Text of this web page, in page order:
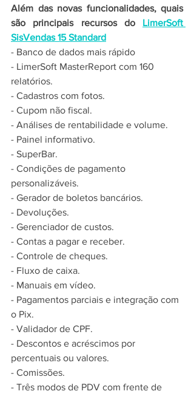
Além das novas funcionalidades, quais
são principais recursos do LimerSoft
SisVendas 15 Standard
- Banco de dados mais rápido
- LimerSoft MasterReport com 160
relatórios.
- Cadastros com fotos.
- Cupom não fiscal.
- Análises de rentabilidade e volume.
- Painel informativo.
- SuperBar.
- Condições de pagamento
personalizáveis.
- Gerador de boletos bancários.
- Devoluções.
- Gerenciador de custos.
- Contas a pagar e receber.
- Controle de cheques.
- Fluxo de caixa.
- Manuais em vídeo.
- Pagamentos parciais e integração com
o Pix.
- Validador de CPF.
- Descontos e acréscimos por
percentuais ou valores.
- Comissões.
- Três modos de PDV com frente de